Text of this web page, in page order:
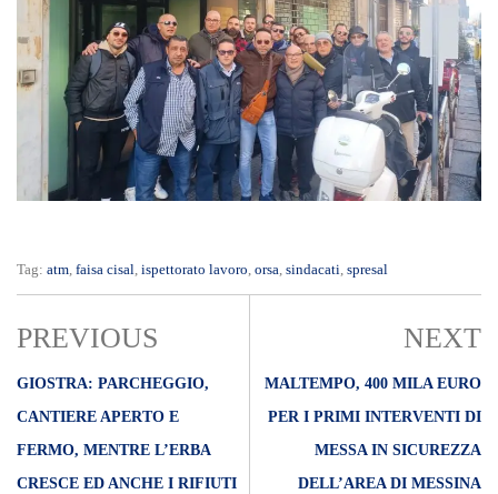
Tag: atm, faisa cisal, ispettorato lavoro, orsa, sindacati, spresal
PREVIOUS
GIOSTRA: PARCHEGGIO,
CANTIERE APERTO E
FERMO, MENTRE L’ERBA
CRESCE ED ANCHE I RIFIUTI
NEXT
MALTEMPO, 400 MILA EURO
PER I PRIMI INTERVENTI DI
MESSA IN SICUREZZA
DELL’AREA DI MESSINA